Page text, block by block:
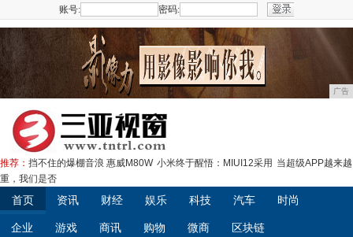
账号: 密码:
广告
推荐： 挡不住的爆棚音浪 惠威M80W 小米终于醒悟：MIUI12采用 当超级APP越来越
重，我们是否
首页 资讯 财经 娱乐 科技 汽车 时尚
企业 游戏 商讯 购物 微商 区块链